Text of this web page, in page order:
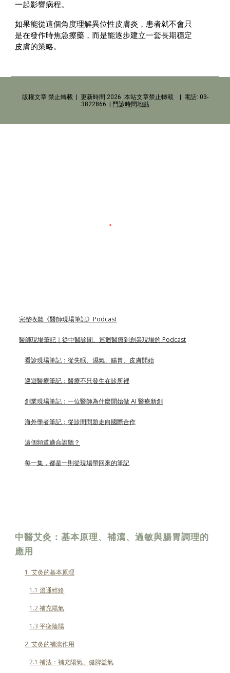
一起影響病程。
如果能從這個角度理解異位性皮膚炎，患者就不會只
是在發作時焦急擦藥，而是能逐步建立一套長期穩定
皮膚的策略。
版權文章 禁止轉載 | 更新時間 2026 本站文章禁止轉載 | 電話: 03-
3822866 |
門診時間地點
完整收聽《醫師現場筆記》Podcast
醫師現場筆記｜從中醫診間、巡迴醫療到創業現場的 Podcast
看診現場筆記：從失眠、濕氣、腸胃、皮膚開始
巡迴醫療筆記：醫療不只發生在診所裡
創業現場筆記：一位醫師為什麼開始做 AI 醫療新創
海外學者筆記：從診間問題走向國際合作
這個頻道適合誰聽？
每一集，都是一則從現場帶回來的筆記
中醫艾灸：基本原理、補瀉、過敏與腸胃調理的
應用
1. 艾灸的基本原理
1.1 溫通經絡
1.2 補充陽氣
1.3 平衡陰陽
2. 艾灸的補瀉作用
2.1 補法：補充陽氣、健脾益氣